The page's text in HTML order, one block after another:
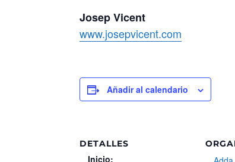
Josep Vicent
www.josepvicent.com
Añadir al calendario
DETALLES
Inicio: